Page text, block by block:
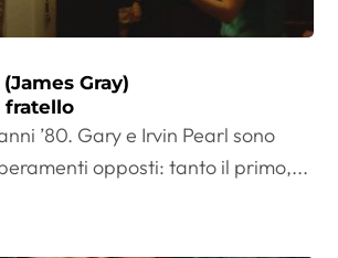
(James Gray)
fratello
’80. Gary e Irvin Pearl sono
opposti: tanto il primo,...